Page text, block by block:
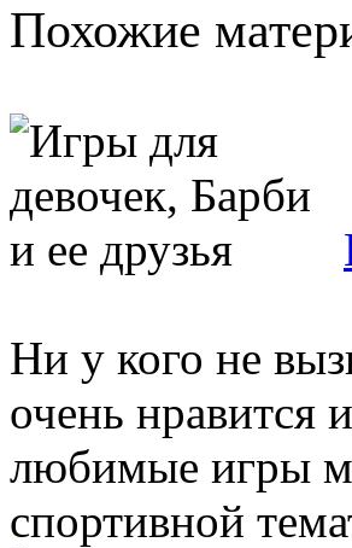
Похожие
Ни у кого не
очень нравится
любимые игры
спортивной